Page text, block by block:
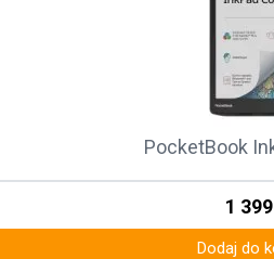
PocketBook
1 399
Dodaj do